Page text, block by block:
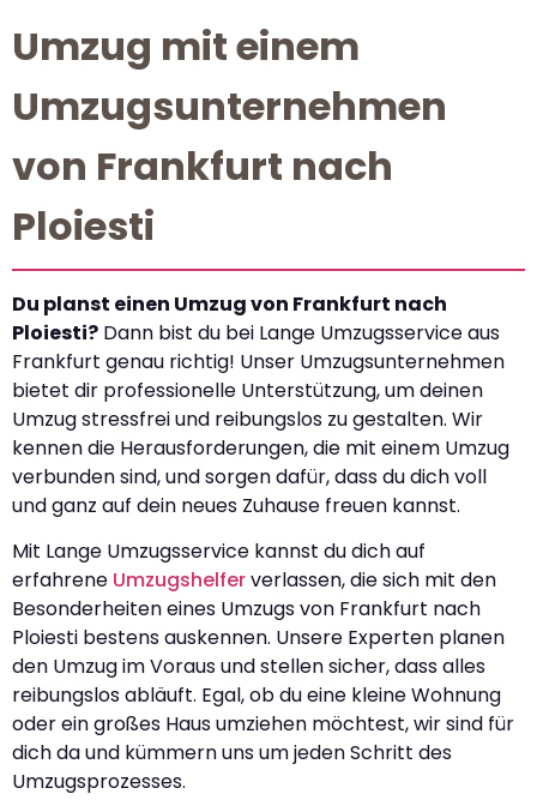
Umzug mit einem
Umzugsunternehmen
von Frankfurt nach
Ploiesti
Du planst einen Umzug von Frankfurt nach
Ploiesti? Dann bist du bei Lange Umzugsservice aus
Frankfurt genau richtig! Unser Umzugsunternehmen
bietet dir professionelle Unterstützung, um deinen
Umzug stressfrei und reibungslos zu gestalten. Wir
kennen die Herausforderungen, die mit einem Umzug
verbunden sind, und sorgen dafür, dass du dich voll
und ganz auf dein neues Zuhause freuen kannst.
Mit Lange Umzugsservice kannst du dich auf
erfahrene Umzugshelferverlassen, die sich mit den
Besonderheiten eines Umzugs von Frankfurt nach
Ploiesti bestens auskennen. Unsere Experten planen
den Umzug im Voraus und stellen sicher, dass alles
reibungslos abläuft. Egal, ob du eine kleine Wohnung
oder ein großes Haus umziehen möchtest, wir sind für
dich da und kümmern uns um jeden Schritt des
Umzugsprozesses.